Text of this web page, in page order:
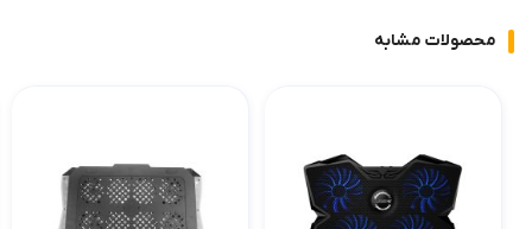
محصولات مشابه